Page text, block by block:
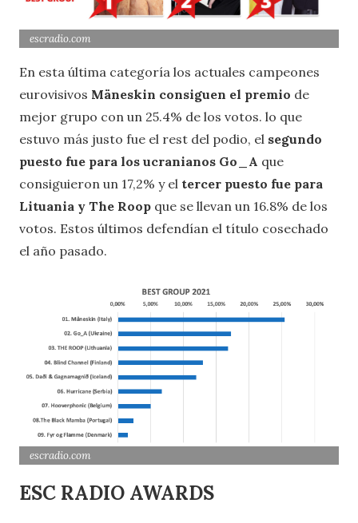
escradio.com
En esta última categoría los actuales campeones
eurovisivos Mäneskin consiguen el premio de
mejor grupo con un 25.4% de los votos. lo que
estuvo más justo fue el rest del podio, el segundo
puesto fue para los ucranianos Go_A que
consiguieron un 17,2% y el tercer puesto fue para
Lituania y The Roop que se llevan un 16.8% de los
votos. Estos últimos defendían el título cosechado
el año pasado.
escradio.com
ESC RADIO AWARDS